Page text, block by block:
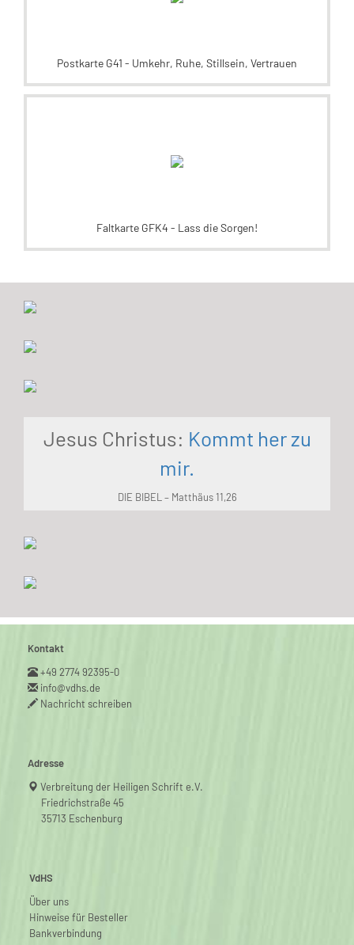
Postkarte G41 - Umkehr, Ruhe, Stillsein, Vertrauen
Faltkarte GFK4 - Lass die Sorgen!
Jesus Christus: Kommt her zu
mir.
DIE BIBEL – Matthäus 11,26
Kontakt
+49 2774 92395-0
info@vdhs.de
Nachricht schreiben
Adresse
Verbreitung der Heiligen Schrift e.V.
Friedrichstraße 45
35713 Eschenburg
VdHS
Über uns
Hinweise für Besteller
Bankverbindung